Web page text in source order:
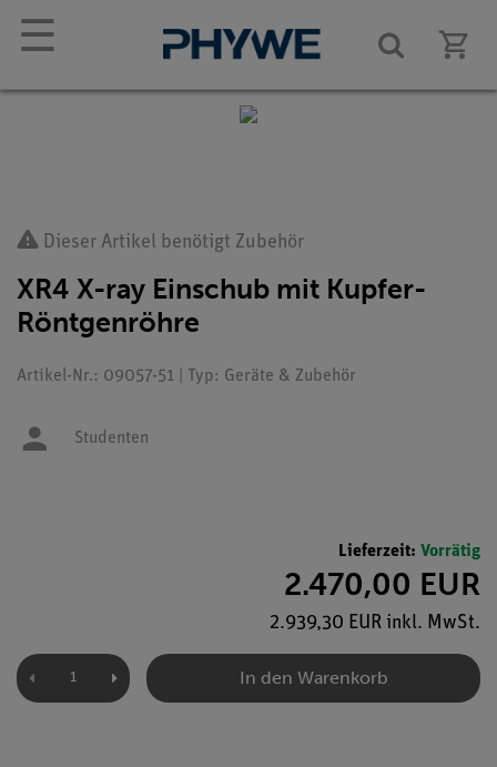
☰
Dieser Artikel benötigt Zubehör
XR4 X-ray Einschub mit Kupfer-
Röntgenröhre
Artikel-Nr.: 09057-51 | Typ: Geräte & Zubehör
Studenten
Lieferzeit: Vorrätig
2.470,00 EUR
2.939,30 EUR inkl. MwSt.
In den Warenkorb